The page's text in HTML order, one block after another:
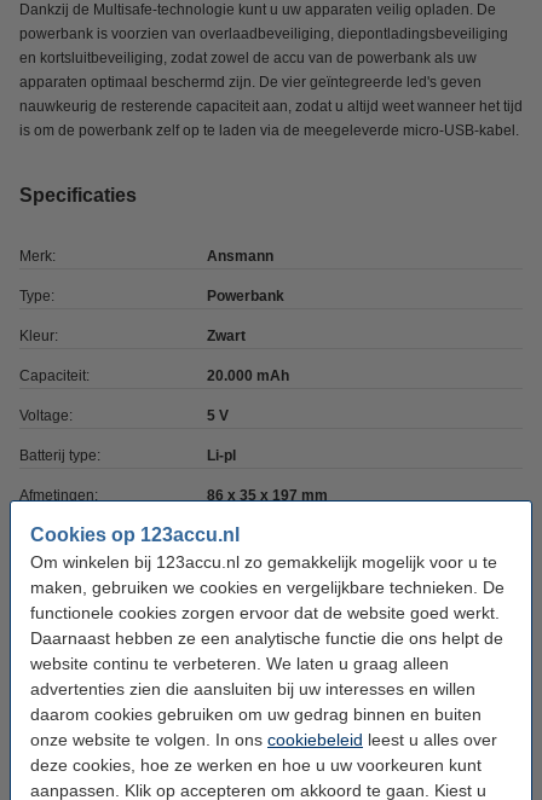
Cookies op 123accu.nl
Om winkelen bij 123accu.nl zo gemakkelijk mogelijk voor u te
maken, gebruiken we cookies en vergelijkbare technieken. De
functionele cookies zorgen ervoor dat de website goed werkt.
Daarnaast hebben ze een analytische functie die ons helpt de
website continu te verbeteren. We laten u graag alleen
advertenties zien die aansluiten bij uw interesses en willen
daarom cookies gebruiken om uw gedrag binnen en buiten
onze website te volgen. In ons cookiebeleid leest u alles over
deze cookies, hoe ze werken en hoe u uw voorkeuren kunt
aanpassen. Klik op accepteren om akkoord te gaan. Kiest u
Dankzij de Multisafe-technologie kunt u uw apparaten veilig opladen. De
powerbank is voorzien van overlaadbeveiliging, diepontladingsbeveiliging
en kortsluitbeveiliging, zodat zowel de accu van de powerbank als uw
apparaten optimaal beschermd zijn. De vier geïntegreerde led's geven
nauwkeurig de resterende capaciteit aan, zodat u altijd weet wanneer het tijd
is om de powerbank zelf op te laden via de meegeleverde micro-USB-kabel.
Specificaties
Merk: Ansmann
Type: Powerbank
Kleur: Zwart
Capaciteit: 20.000 mAh
Voltage: 5 V
Batterij type: Li-pl
Afmetingen: 86 x 35 x 197 mm
Aantal: 1
Uw oude apparaat
Specificaties uitgangen: 2x USB-A | 1x USB-C | 1x micro-USB
Bespaar met ons 123accu huismerk!
123accu Powerbank met snelladen zwart (20W,
20000 mAh)
€ 29,50